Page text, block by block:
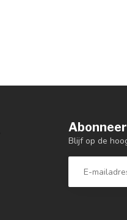
Blijf op de